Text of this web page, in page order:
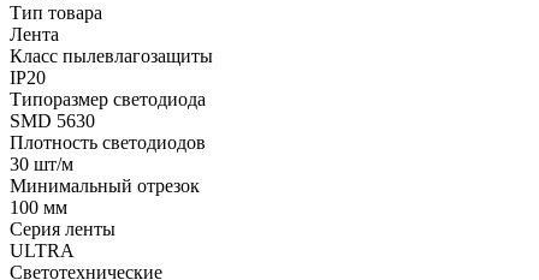
Тип товара
Лента
Класс пылевлагозащиты
IP20
Типоразмер светодиода
SMD 5630
Плотность светодиодов
30 шт/м
Минимальный отрезок
100 мм
Серия ленты
ULTRA
Светотехнические